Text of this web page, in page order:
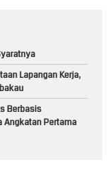
Lapangan Kerja,
Berbasis
Angkatan Pertama